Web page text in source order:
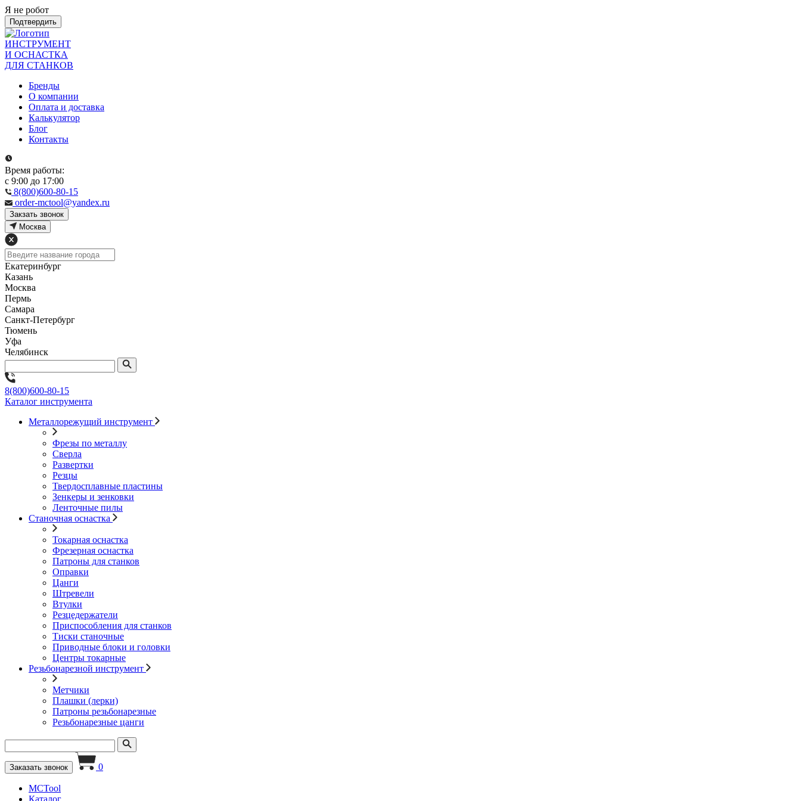
Я не робот
Подтвердить
ИНСТРУМЕНТ
И ОСНАСТКА
ДЛЯ СТАНКОВ
Бренды
О компании
Оплата и доставка
Калькулятор
Блог
Контакты
Время работы:
с 9:00 до 17:00
8(800)600-80-15
order-mctool@yandex.ru
Закзать звонок
Москва
Екатеринбург
Казань
Москва
Пермь
Самара
Санкт-Петербург
Тюмень
Уфа
Челябинск
8(800)600-80-15
Каталог инструмента
Металлорежущий инструмент
Фрезы по металлу
Сверла
Развертки
Резцы
Твердосплавные пластины
Зенкеры и зенковки
Ленточные пилы
Станочная оснастка
Токарная оснастка
Фрезерная оснастка
Патроны для станков
Оправки
Цанги
Штревели
Втулки
Резцедержатели
Приспособления для станков
Тиски станочные
Приводные блоки и головки
Центры токарные
Резьбонарезной инструмент
Метчики
Плашки (лерки)
Патроны резьбонарезные
Резьбонарезные цанги
Заказать звонок 0
MCTool
Каталог